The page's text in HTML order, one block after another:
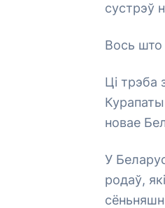
сустрэў
Вось што
Ці трэба
новае
У
родаў,